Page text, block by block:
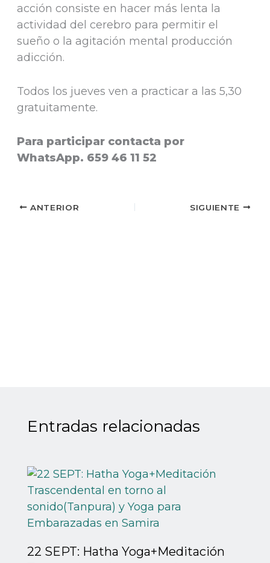
acción consiste en hacer más lenta la
actividad del cerebro para permitir el
sueño o la agitación mental producción
adicción.
Todos los jueves ven a practicar a las 5,30
gratuitamente.
Para participar contacta por
WhatsApp. 659 46 11 52
ANTERIOR SIGUIENTE
Entradas relacionadas
22 SEPT: Hatha Yoga+Meditación